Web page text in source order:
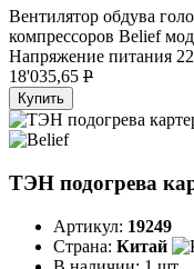
Вентилятор обдува
компрессоров Belief
Напряжение питания
18'035,65 P
Купить
ТЭН подогрева
Артикул: 19249
Страна: Китай